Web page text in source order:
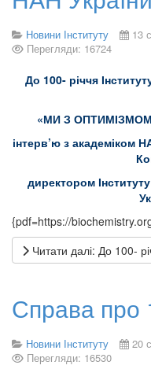
Новини Інституту
13
Перегляди: 16724
До 100- річчя
«МИ З
інтерв’ю з академіком
директором
{pdf=https://
Читати далі: До 100-
Справа про
Новини Інституту
20
Перегляди: 16530